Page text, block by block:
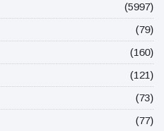
(5997)
(79)
(160)
(121)
(73)
(77)